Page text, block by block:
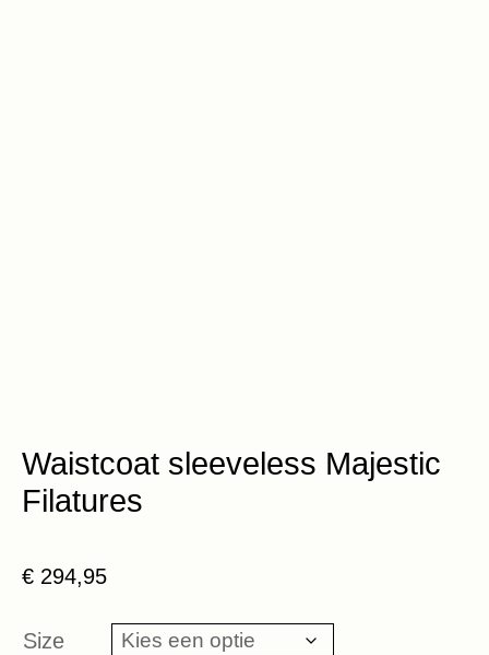
Waistcoat sleeveless Majestic
Filatures
€ 294,95
Size